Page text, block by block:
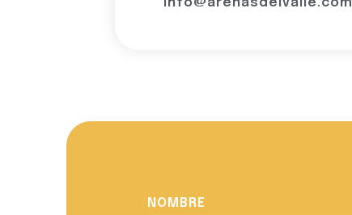
info@arenasdelvalle.com
NOMBRE